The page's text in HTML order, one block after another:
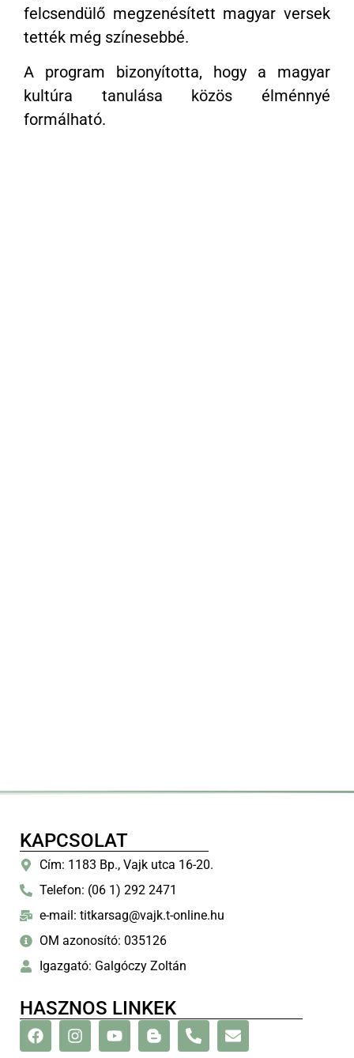
felcsendülő megzenésített magyar versek
tették még színesebbé.
A program bizonyította, hogy a magyar
kultúra tanulása közös élménnyé
formálható.
KAPCSOLAT
Cím: 1183 Bp., Vajk utca 16-20.
Telefon: (06 1) 292 2471
e-mail: titkarsag@vajk.t-online.hu
OM azonosító: 035126
Igazgató: Galgóczy Zoltán
HASZNOS LINKEK